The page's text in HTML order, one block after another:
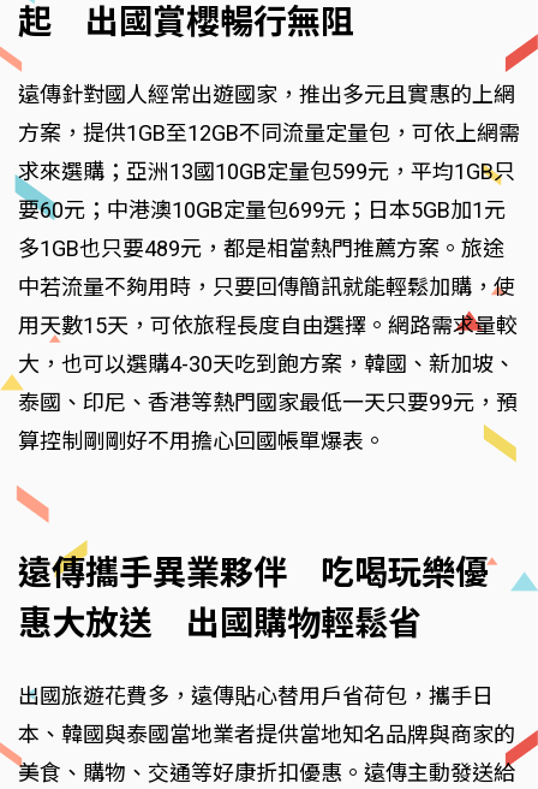
起 出國賞櫻暢行無阻
遠傳針對國人經常出遊國家，推出多元且實惠的上網
方案，提供1GB至12GB不同流量定量包，可依上網需
求來選購；亞洲13國10GB定量包599元，平均1GB只
要60元；中港澳10GB定量包699元；日本5GB加1元
多1GB也只要489元，都是相當熱門推薦方案。旅途
中若流量不夠用時，只要回傳簡訊就能輕鬆加購，使
用天數15天，可依旅程長度自由選擇。網路需求量較
大，也可以選購4-30天吃到飽方案，韓國、新加坡、
泰國、印尼、香港等熱門國家最低一天只要99元，預
算控制剛剛好不用擔心回國帳單爆表。
遠傳攜手異業夥伴 吃喝玩樂優
惠大放送 出國購物輕鬆省
出國旅遊花費多，遠傳貼心替用戶省荷包，攜手日
本、韓國與泰國當地業者提供當地知名品牌與商家的
美食、購物、交通等好康折扣優惠。遠傳主動發送給